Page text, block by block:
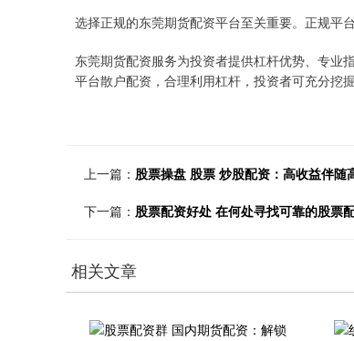
选择正规的东莞期货配资平台至关重要。正规平
东莞期货配资服务为投资者提供杠杆优势、专业
平台散户配资，合理利用杠杆，投资者可充分挖
上一篇： 股票操盘 股票 炒股配资：高收益伴随
下一篇： 股票配资好处 在何处寻找可靠的股票
相关文章